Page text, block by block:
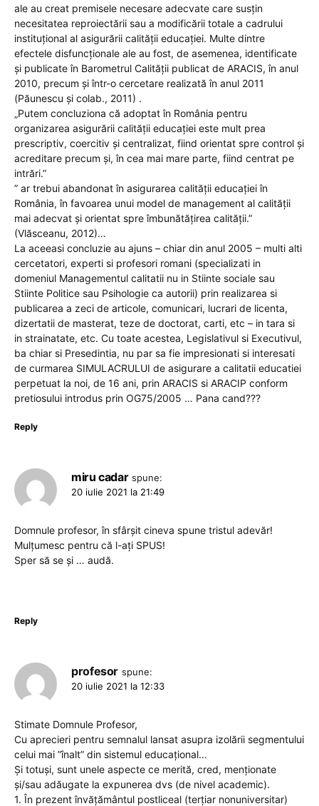
ale au creat premisele necesare adecvate care susțin
necesitatea reproiectării sau a modificării totale a cadrului
instituțional al asigurării calității educației. Multe dintre
efectele disfuncționale ale au fost, de asemenea, identificate
și publicate în Barometrul Calității publicat de ARACIS, în anul
2010, precum și într-o cercetare realizată în anul 2011
(Păunescu și colab., 2011) .
„Putem concluziona că adoptat în România pentru
organizarea asigurării calității educației este mult prea
prescriptiv, coercitiv și centralizat, fiind orientat spre control și
acreditare precum și, în cea mai mare parte, fiind centrat pe
intrări.”
” ar trebui abandonat în asigurarea calității educației în
România, în favoarea unui model de management al calității
mai adecvat și orientat spre îmbunătățirea calității.”
(Vlăsceanu, 2012)…
La aceeasi concluzie au ajuns – chiar din anul 2005 – multi alti
cercetatori, experti si profesori romani (specializati in
domeniul Managementul calitatii nu in Stiinte sociale sau
Stiinte Politice sau Psihologie ca autorii) prin realizarea si
publicarea a zeci de articole, comunicari, lucrari de licenta,
dizertatii de masterat, teze de doctorat, carti, etc – in tara si
in strainatate, etc. Cu toate acestea, Legislativul si Executivul,
ba chiar si Presedintia, nu par sa fie impresionati si interesati
de curmarea SIMULACRULUI de asigurare a calitatii educatiei
perpetuat la noi, de 16 ani, prin ARACIS si ARACIP conform
pretiosului introdus prin OG75/2005 … Pana cand???
Reply
miru cadar spune:
20 iulie 2021 la 21:49
Domnule profesor, în sfârșit cineva spune tristul adevăr!
Mulțumesc pentru că l-ați SPUS!
Sper să se și … audă.
Reply
profesor spune:
20 iulie 2021 la 12:33
Stimate Domnule Profesor,
Cu aprecieri pentru semnalul lansat asupra izolării segmentului
celui mai ”înalt” din sistemul educațional…
Și totuși, sunt unele aspecte ce merită, cred, menționate
și/sau adăugate la expunerea dvs (de nivel academic).
1. În prezent învățământul postliceal (terțiar nonuniversitar)